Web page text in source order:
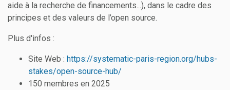
aide à la recherche de financements...), dans le cadre des
principes et des valeurs de l’open source.
Plus d'infos :
Site Web : https://systematic-paris-region.org/hubs-
stakes/open-source-hub/
150 membres en 2025